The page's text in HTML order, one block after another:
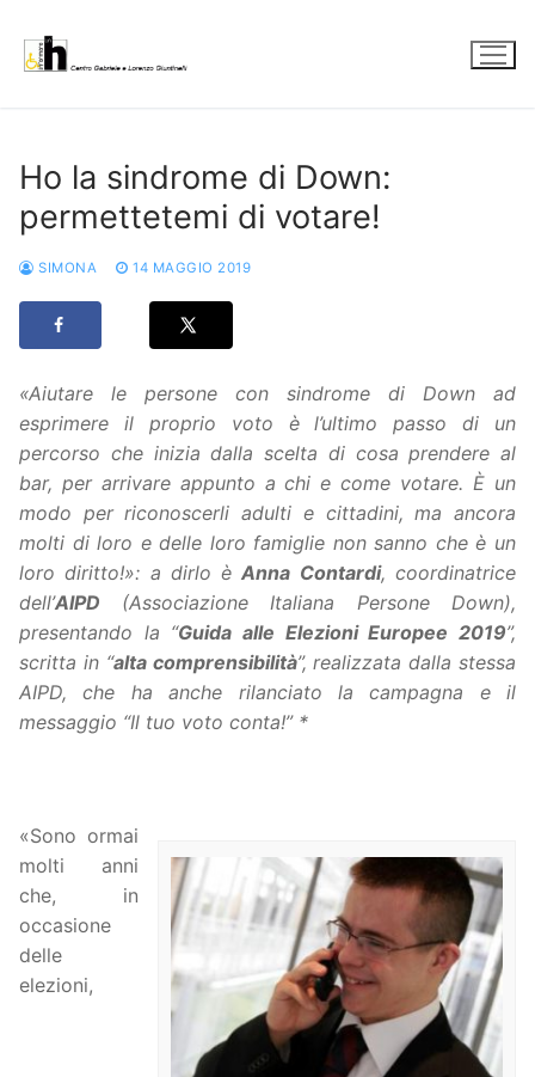
contenuto
Ho la sindrome di Down:
permettetemi di votare!
SIMONA 14 MAGGIO 2019
«Aiutare le persone con sindrome di Down ad
esprimere il proprio voto è l’ultimo passo di un
percorso che inizia dalla scelta di cosa prendere al
bar, per arrivare appunto a chi e come votare. È un
modo per riconoscerli adulti e cittadini, ma ancora
molti di loro e delle loro famiglie non sanno che è un
loro diritto!»: a dirlo èAnna Contardi, coordinatrice
dell’AIPD (Associazione Italiana Persone Down),
presentando la “Guida alle Elezioni Europee 2019”,
scritta in “alta comprensibilità”, realizzata dalla stessa
AIPD, che ha anche rilanciato la campagna e il
messaggio “Il tuo voto conta!” *
«Sono ormai
molti anni
che, in
occasione
delle
elezioni,